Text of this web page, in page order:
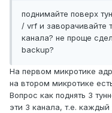
поднимайте поверх
/ vrf и заворачивайте
канала? не проще
backup?
На первом микротике
на втором микротике
Вопрос как поднять 3
эти 3 канала, т.е. каждый